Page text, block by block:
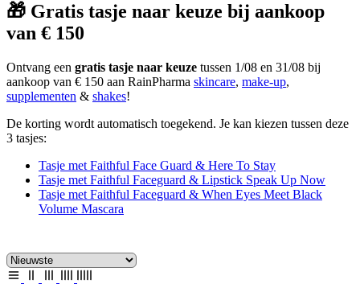
🎁 Gratis tasje naar keuze bij aankoop
van € 150
Ontvang een gratis tasje naar keuze tussen 1/08 en 31/08 bij
aankoop van € 150 aan RainPharma skincare, make-up,
supplementen & shakes!
De korting wordt automatisch toegekend. Je kan kiezen tussen deze
3 tasjes:
Tasje met Faithful Face Guard & Here To Stay
Tasje met Faithful Faceguard & Lipstick Speak Up Now
Tasje met Faithful Faceguard & When Eyes Meet Black
Volume Mascara